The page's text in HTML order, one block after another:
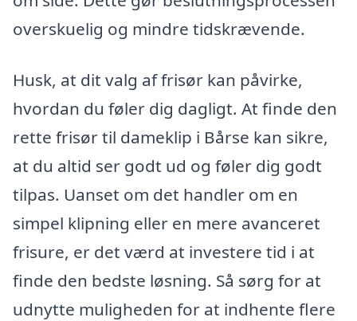
overskuelig og mindre tidskrævende.
Husk, at dit valg af frisør kan påvirke,
hvordan du føler dig dagligt. At finde den
rette frisør til dameklip i Bårse kan sikre,
at du altid ser godt ud og føler dig godt
tilpas. Uanset om det handler om en
simpel klipning eller en mere avanceret
frisure, er det værd at investere tid i at
finde den bedste løsning. Så sørg for at
udnytte muligheden for at indhente flere